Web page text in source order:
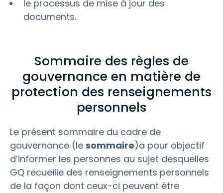
le processus de mise à jour des
documents.
Sommaire des règles de
gouvernance en matière de
protection des renseignements
personnels
Le présent sommaire du cadre de
gouvernance (le sommaire)a pour objectif
d’informer les personnes au sujet desquelles
GQ recueille des renseignements personnels
de la façon dont ceux-ci peuvent être